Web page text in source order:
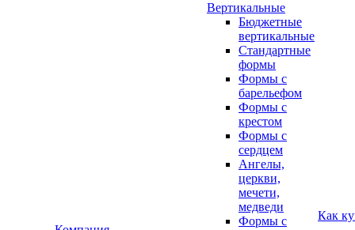
Вертикальные
Бюджетные
вертикальные
Стандартные
формы
Формы с
барельефом
Формы с
крестом
Формы с
сердцем
Ангелы,
церкви,
мечети,
медведи
Формы с
Как